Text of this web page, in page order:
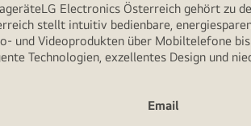
Electronics Österreich gehört
stellt intuitiv bedienbare,
und Videoprodukten über Mobiltelefone
Technologien, exzellentes Design und
Email